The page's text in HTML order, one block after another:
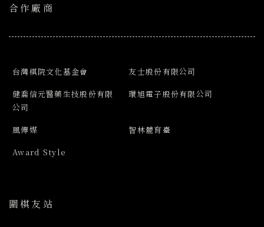
合作廠商
台灣棋院文化基金會
友士股份有限公司
健喬信元醫藥生技股份有限
公司
環旭電子股份有限公司
風傳媒
智林體育臺
Award Style
圍棋友站